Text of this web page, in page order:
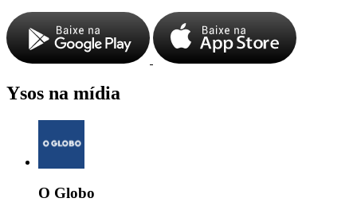
Ysos na mídia
O Globo